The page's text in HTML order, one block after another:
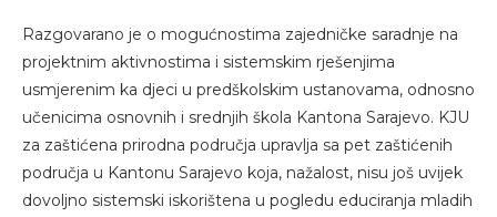
Razgovarano je o mogućnostima zajedničke saradnje na
projektnim aktivnostima i sistemskim rješenjima
usmjerenim ka djeci u predškolskim ustanovama, odnosno
učenicima osnovnih i srednjih škola Kantona Sarajevo. KJU
za zaštićena prirodna područja upravlja sa pet zaštićenih
područja u Kantonu Sarajevo koja, nažalost, nisu još uvijek
dovoljno sistemski iskorištena u pogledu educiranja mladih